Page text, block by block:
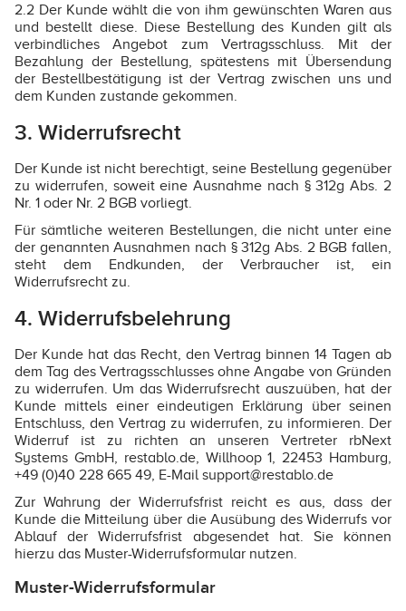
2.2 Der Kunde wählt die von ihm gewünschten Waren aus
und bestellt diese. Diese Bestellung des Kunden gilt als
verbindliches Angebot zum Vertragsschluss. Mit der
Bezahlung der Bestellung, spätestens mit Übersendung
der Bestellbestätigung ist der Vertrag zwischen uns und
dem Kunden zustande gekommen.
3. Widerrufsrecht
Der Kunde ist nicht berechtigt, seine Bestellung gegenüber
zu widerrufen, soweit eine Ausnahme nach § 312g Abs. 2
Nr. 1 oder Nr. 2 BGB vorliegt.
Für sämtliche weiteren Bestellungen, die nicht unter eine
der genannten Ausnahmen nach § 312g Abs. 2 BGB fallen,
steht dem Endkunden, der Verbraucher ist, ein
Widerrufsrecht zu.
4. Widerrufsbelehrung
Der Kunde hat das Recht, den Vertrag binnen 14 Tagen ab
dem Tag des Vertragsschlusses ohne Angabe von Gründen
zu widerrufen. Um das Widerrufsrecht auszuüben, hat der
Kunde mittels einer eindeutigen Erklärung über seinen
Entschluss, den Vertrag zu widerrufen, zu informieren. Der
Widerruf ist zu richten an unseren Vertreter rbNext
Systems GmbH, restablo.de, Willhoop 1, 22453 Hamburg,
+49 (0)40 228 665 49, E-Mail support@restablo.de
Zur Wahrung der Widerrufsfrist reicht es aus, dass der
Kunde die Mitteilung über die Ausübung des Widerrufs vor
Ablauf der Widerrufsfrist abgesendet hat. Sie können
hierzu das Muster-Widerrufsformular nutzen.
Muster-Widerrufsformular